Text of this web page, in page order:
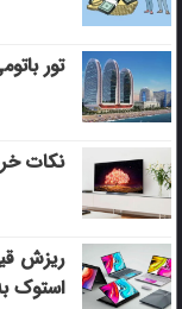
تور
نکات
ریزش
استوک